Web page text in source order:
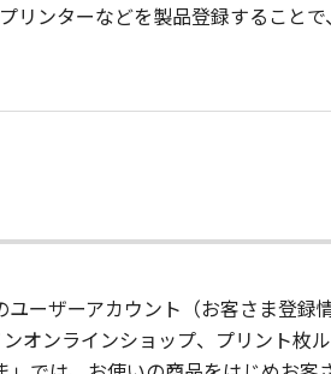
ンターなどを製品登録すること
ーザーアカウント（お客さま登
オンラインショップ、プリント枚